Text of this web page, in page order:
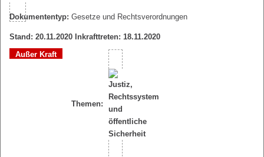
Dokumententyp: Gesetze und Rechtsverordnungen
Stand: 20.11.2020 Inkrafttreten: 18.11.2020
Außer Kraft
Themen: